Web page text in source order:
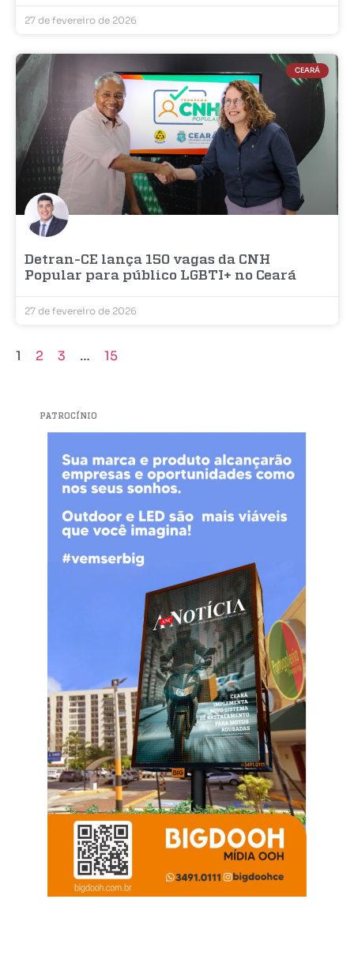
27 de fevereiro de 2026
CEARÁ
Detran-CE lança 150 vagas da CNH
Popular para público LGBTI+ no Ceará
27 de fevereiro de 2026
1 2 3 … 15
PATROCÍNIO